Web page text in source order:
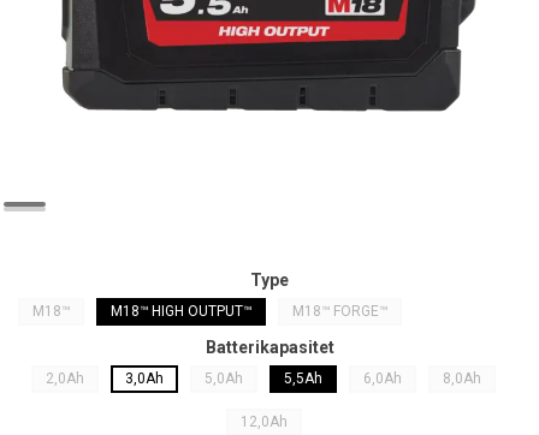
Type
M18™ M18™ HIGH OUTPUT™ M18™ FORGE™
Batterikapasitet
2,0Ah 3,0Ah 5,0Ah 5,5Ah 6,0Ah 8,0Ah
12,0Ah